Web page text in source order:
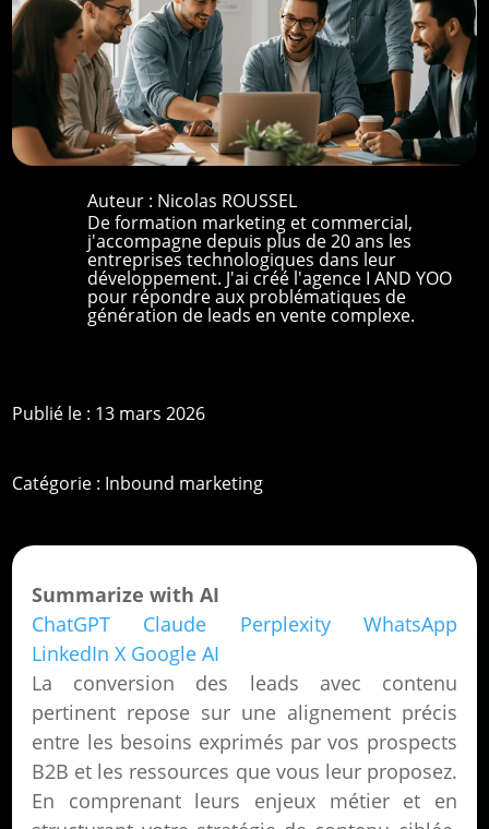
Auteur : Nicolas ROUSSEL
De formation marketing et commercial,
j'accompagne depuis plus de 20 ans les
entreprises technologiques dans leur
développement. J'ai créé l'agence I AND YOO
pour répondre aux problématiques de
génération de leads en vente complexe.
Publié le : 13 mars 2026
Catégorie : Inbound marketing
Summarize with AI
ChatGPT
Claude Perplexity
WhatsApp
LinkedIn X Google AI
La conversion des leads avec contenu
pertinent repose sur une alignement précis
entre les besoins exprimés par vos prospects
B2B et les ressources que vous leur proposez.
En comprenant leurs enjeux métier et en